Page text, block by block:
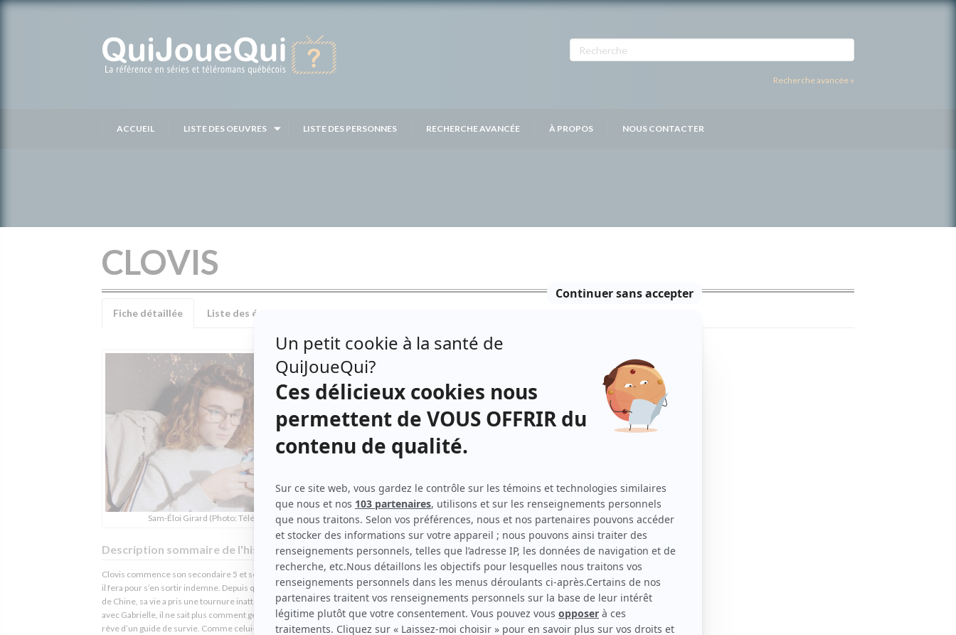
Recherche avancée »
ACCUEIL LISTE DES OEUVRES LISTE DES PERSONNES RECHERCHE AVANCÉE À PROPOS NOUS CONTACTER
CLOVIS
Fiche détaillée Liste des épisodes
Sam-Éloi Girard (Photo: Télé-Québec)
Description sommaire de l'histoire
Clovis commence son secondaire 5 et se demande comment
il fera pour s’en sortir indemne. Depuis que Fanny est revenue
de Chine, sa vie a pris une tournure inattendue. En couple
avec Gabrielle, il ne sait plus comment gérer la situation et
rêve d’un guide de survie. Comme celui-ci n’existe pas, il
Clovis Blondin
Jade Charbonneau (Gabrielle Renaud )
Shanti Corbeil-Gauvreau (Fanny Champagne
Rose-Anne Déry( Sophie Blondin
Lévi Doré
André Kasper (Tarek Naser)
Pierre-François Legendre
Catherine Trudeau( Vicky Dupuis
Antoine Marchand-Gagnon(Victor Blondin )
Sylvie Potvin (Diane Dupuis)
Xavier Roberge( Greg Laliberté)
Rosalie Vaillancourt
Alexandra Blondin